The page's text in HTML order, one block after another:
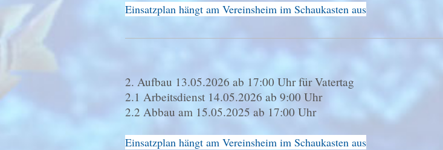
Einsatzplan hängt am Vereinsheim im Schaukasten aus
2. Aufbau 13.05.2026 ab 17:00 Uhr für Vatertag
2.1 Arbeitsdienst 14.05.2026 ab 9:00 Uhr
2.2 Abbau am 15.05.2025 ab 17:00 Uhr
Einsatzplan hängt am Vereinsheim im Schaukasten aus